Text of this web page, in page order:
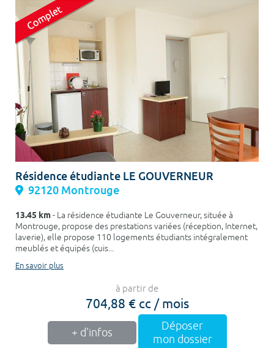
Résidence étudiante LE GOUVERNEUR
92120 Montrouge
13.45 km- La résidence étudiante Le Gouverneur, située à
Montrouge, propose des prestations variées (réception, Internet,
laverie), elle propose 110 logements étudiants intégralement
meublés et équipés (cuis...
En savoir plus
à partir de
704,88 € cc / mois
+ d'infos
Déposer
mon dossier